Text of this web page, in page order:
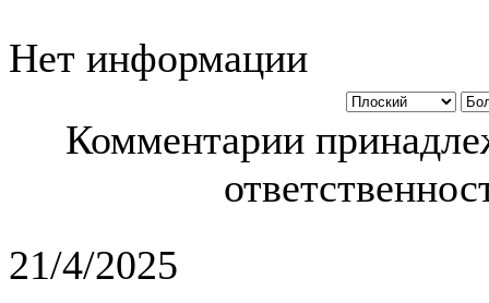
Нет информации
Комментарии
21/4/2025